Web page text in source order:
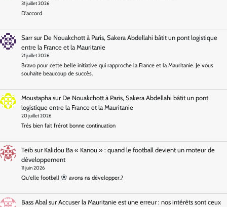
31 juillet 2026
D'accord
Sarrsur De Nouakchott à Paris, Sakera Abdellahi bâtit un pont logistique
entre la France et la Mauritanie
21 juillet 2026
Bravo pour cette belle initiative qui rapproche la France et la Mauritanie. Je vous
souhaite beaucoup de succès.
Moustaphasur De Nouakchott à Paris, Sakera Abdellahi bâtit un pont
logistique entre la France et la Mauritanie
20 juillet 2026
Très bien fait frérot bonne continuation
Teibsur Kalidou Ba « Kanou » : quand le football devient un moteur de
développement
11 juin 2026
Qu'elle football avons ns développer.?
Bass Abal sur Accuser la Mauritanie est une erreur : nos intérêts sont ceux